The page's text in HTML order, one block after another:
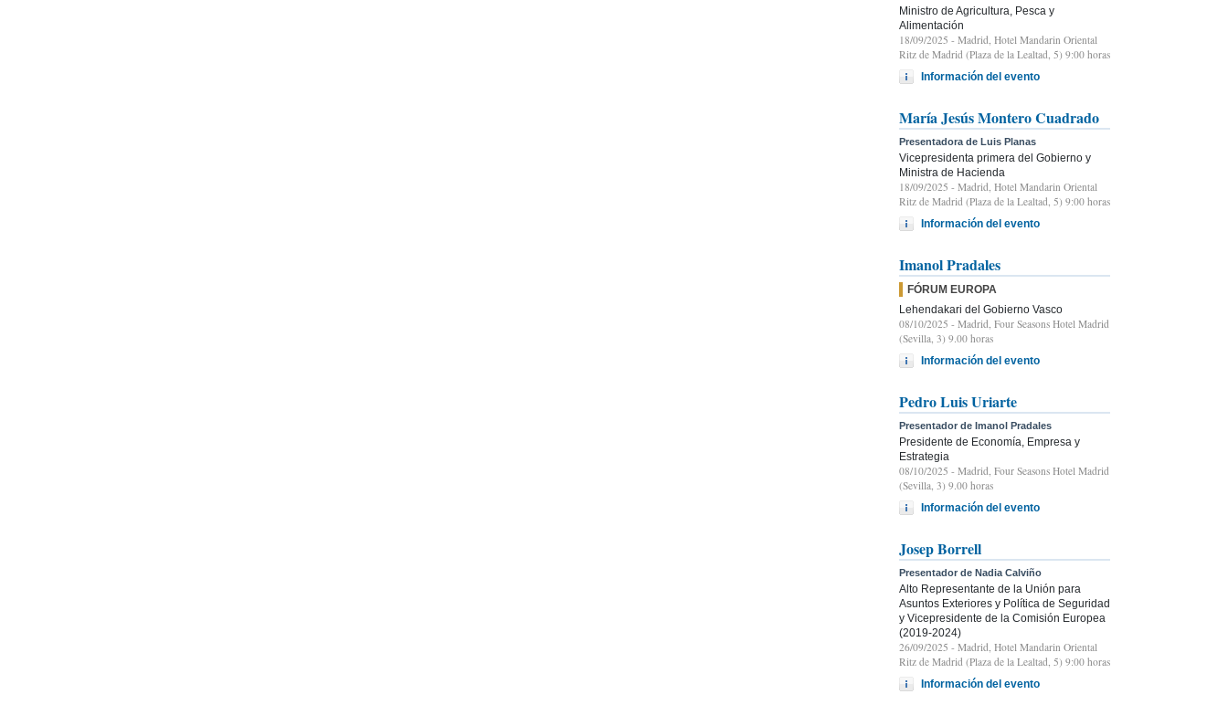
Ministro de Agricultura, Pesca y
Alimentación
18/09/2025 - Madrid, Hotel Mandarin Oriental
Ritz de Madrid (Plaza de la Lealtad, 5) 9:00 horas
Información del evento
María Jesús Montero Cuadrado
Presentadora de Luis Planas
Vicepresidenta primera del Gobierno y
Ministra de Hacienda
18/09/2025 - Madrid, Hotel Mandarin Oriental
Ritz de Madrid (Plaza de la Lealtad, 5) 9:00 horas
Información del evento
Imanol Pradales
FÓRUM EUROPA
Lehendakari del Gobierno Vasco
08/10/2025 - Madrid, Four Seasons Hotel Madrid
(Sevilla, 3) 9.00 horas
Información del evento
Pedro Luis Uriarte
Presentador de Imanol Pradales
Presidente de Economía, Empresa y
Estrategia
08/10/2025 - Madrid, Four Seasons Hotel Madrid
(Sevilla, 3) 9.00 horas
Información del evento
Josep Borrell
Presentador de Nadia Calviño
Alto Representante de la Unión para
Asuntos Exteriores y Política de Seguridad
y Vicepresidente de la Comisión Europea
(2019-2024)
26/09/2025 - Madrid, Hotel Mandarin Oriental
Ritz de Madrid (Plaza de la Lealtad, 5) 9:00 horas
Información del evento